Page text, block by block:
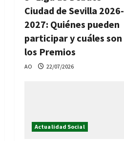
Ciudad de Sevilla 2026-
2027: Quiénes pueden
participar y cuáles son
los Premios
AO 22/07/2026
Actualidad Social